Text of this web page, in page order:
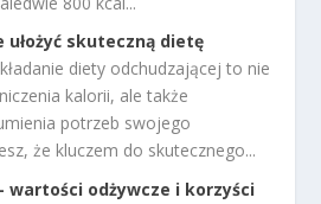
ułożyć skuteczną dietę
diety odchudzającej to nie
kalorii, ale także
potrzeb swojego
że kluczem do skutecznego...
wartości odżywcze i korzyści